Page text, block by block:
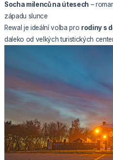
Socha milenců na útesech –
západu slunce
Rewal je ideální volba pro rodiny s
daleko od velkých turistických